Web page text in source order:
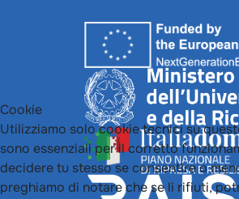
Cookie
Utilizziamo solo cookie tecnici su
sono essenziali per il corretto
decidere tu stesso se consentire o
preghiamo di notare che se li rifiuti,